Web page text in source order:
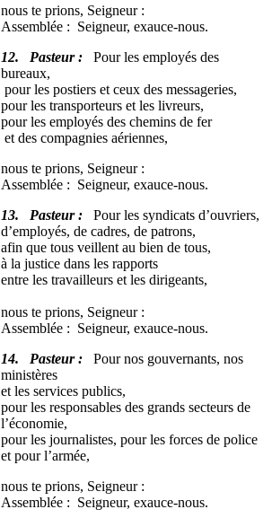
nous te prions, Seigneur :
Assemblée : Seigneur, exauce-nous.
12. Pasteur : Pour les employés des
bureaux,
pour les postiers et ceux des messageries,
pour les transporteurs et les livreurs,
pour les employés des chemins de fer
et des compagnies aériennes,
nous te prions, Seigneur :
Assemblée : Seigneur, exauce-nous.
13. Pasteur : Pour les syndicats d’ouvriers,
d’employés, de cadres, de patrons,
afin que tous veillent au bien de tous,
à la justice dans les rapports
entre les travailleurs et les dirigeants,
nous te prions, Seigneur :
Assemblée : Seigneur, exauce-nous.
14. Pasteur : Pour nos gouvernants, nos
ministères
et les services publics,
pour les responsables des grands secteurs de
l’économie,
pour les journalistes, pour les forces de police
et pour l’armée,
nous te prions, Seigneur :
Assemblée : Seigneur, exauce-nous.